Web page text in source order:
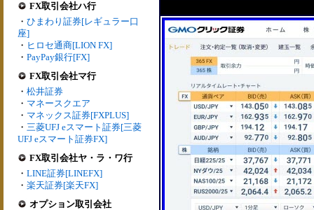
FX取引会社ハ行
・ ひまわり証券[レギュラー口
座]
・ ヒロセ通商[LION FX]
・ PayPay銀行[FX]
FX取引会社マ行
・ 松井証券
・ マネースクエア
・ マネックス証券[FXPLUS]
・ 三菱UFJ eスマート証券[三菱
UFJ eスマート証券FX]
FX取引会社ヤ・ラ・ワ行
・ LINE証券[LINEFX]
・ 楽天証券[楽天FX]
オプション取引会社